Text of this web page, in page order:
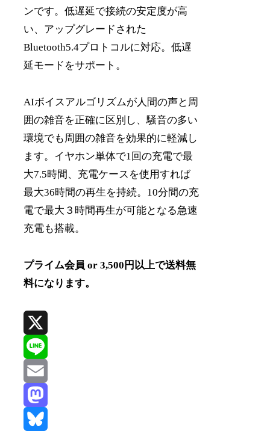
ンです。低遅延で接続の安定度が高
い、アップグレードされた
Bluetooth5.4プロトコルに対応。低遅
延モードをサポート。
AIボイスアルゴリズムが人間の声と周
囲の雑音を正確に区別し、騒音の多い
環境でも周囲の雑音を効果的に軽減し
ます。イヤホン単体で1回の充電で最
大7.5時間、充電ケースを使用すれば
最大36時間の再生を持続。10分間の充
電で最大３時間再生が可能となる急速
充電も搭載。
プライム会員 or 3,500円以上で送料無
料になります。
X
Line
Email
Mastodon